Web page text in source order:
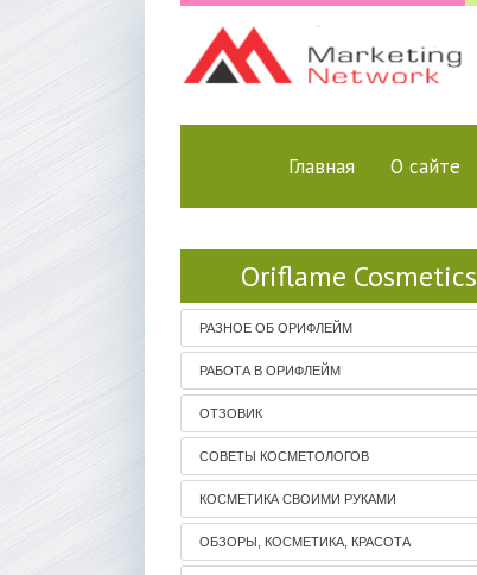
Главная О сайте
Oriflame Cosmetics
РАЗНОЕ ОБ ОРИФЛЕЙМ
РАБОТА В ОРИФЛЕЙМ
ОТЗОВИК
СОВЕТЫ КОСМЕТОЛОГОВ
КОСМЕТИКА СВОИМИ РУКАМИ
ОБЗОРЫ, КОСМЕТИКА, КРАСОТА